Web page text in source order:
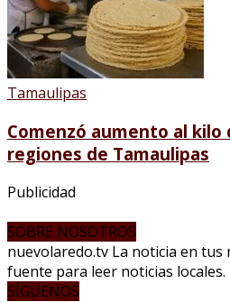
Tamaulipas
Comenzó aumento al
regiones de Tamaulipas
Publicidad
SOBRE NOSOTROS
nuevolaredo.tv La noticia en tus
fuente para leer noticias locales.
SÍGUENOS